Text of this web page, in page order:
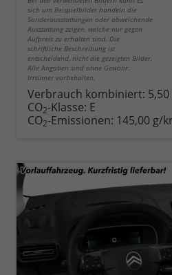
sich um Beispielbilder handeln die
Sonderausstattungen oder abweichende
Ausstattung zeigen, welche nur gegen
Aufpreis zu erhalten sind. Die
schriftliche Beschreibung ist
entscheidend, nicht die gezeigten Bilder.
Alle Angaben sind ohne Gewähr.
Irrtümer vorbehalten.
Verbrauch kombiniert:
CO2-Klasse: E
CO2-Emissionen: 145,00 g/